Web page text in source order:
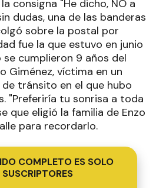
consigna "He dicho, NO a
dudas, una de las banderas
sobre la postal por
fue la que estuvo en junio
cumplieron 9 años del
Giménez, víctima en un
tránsito en el que hubo
"Preferiría tu sonrisa a toda
que eligió la familia de Enzo
para recordarlo.
COMPLETO ES SOLO
SUSCRIPTORES